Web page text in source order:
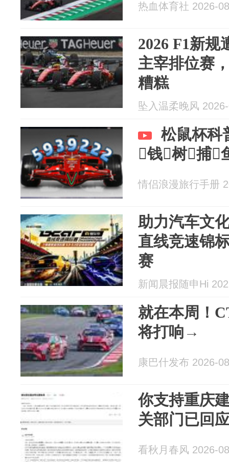
热血体育社 2026-
2026 F1新规
主宰排位赛
糟糕
坠入温柔晚风
松鼠杯科
钱树捕
情侣浪漫旅行手册
助力汽车文
直线竞速锦
赛
新闻晨报随申Hi
就在本周！
将打响→
康巴什发布 2026-
你支持重庆
关部门已回
看秋月春风 2026-